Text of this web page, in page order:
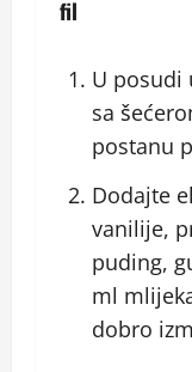
fil
U posudi
sa
postanu
Dodajte
vanilije,
puding,
ml
dobro